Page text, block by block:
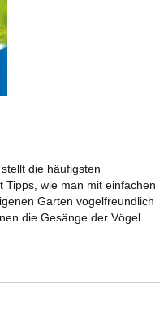
die häufigsten
wie man mit einfachen
Garten vogelfreundlich
die Gesänge der Vögel